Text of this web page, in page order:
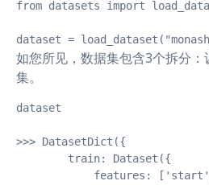
from datasets import
dataset =
如您所见，数据集包含3个拆分
集。
dataset
>>> DatasetDict({
        train: Dataset({
features: